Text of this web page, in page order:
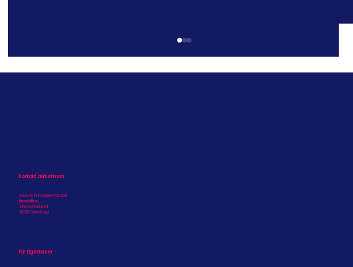
Mietvertrag: Die ideale
Kontakt aufnehmen
moovin Immobilien GmbH
Headoffice:
Sternstraße 121
20357 Hamburg
Für Eigentümer